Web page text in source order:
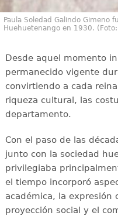
Paula Soledad Galindo Gimeno
Huehuetenango en 1930. (Foto:
Desde aquel momento
permanecido vigente
convirtiendo a cada
riqueza cultural, las
departamento.
Con el paso de las
junto con la sociedad
privilegiaba
el tiempo incorporó
académica, la expresión
proyección social y el